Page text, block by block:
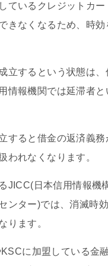
ているクレジットカ
きなくなるため、時
立するという状態は、
情報機関では延滞者
すると借金の返済義務
われなくなります。
JICC(日本信用情報機
ンター)では、消滅時
ります。
に加盟している金